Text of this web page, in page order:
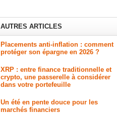
AUTRES ARTICLES
Placements anti-inflation : comment
protéger son épargne en 2026 ?
XRP : entre finance traditionnelle et
crypto, une passerelle à considérer
dans votre portefeuille
Un été en pente douce pour les
marchés financiers